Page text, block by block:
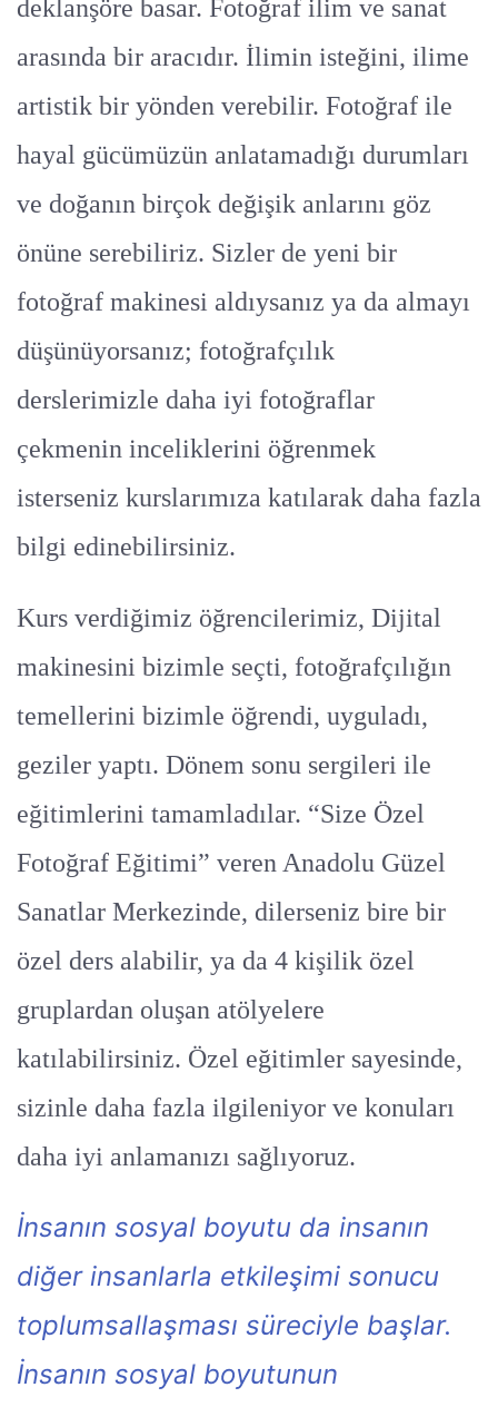
deklanşöre basar. Fotoğraf ilim ve sanat
arasında bir aracıdır. İlimin isteğini, ilime
artistik bir yönden verebilir. Fotoğraf ile
hayal gücümüzün anlatamadığı durumları
ve doğanın birçok değişik anlarını göz
önüne serebiliriz. Sizler de yeni bir
fotoğraf makinesi aldıysanız ya da almayı
düşünüyorsanız; fotoğrafçılık
derslerimizle daha iyi fotoğraflar
çekmenin inceliklerini öğrenmek
isterseniz kurslarımıza katılarak daha fazla
bilgi edinebilirsiniz.
Kurs verdiğimiz öğrencilerimiz, Dijital
makinesini bizimle seçti, fotoğrafçılığın
temellerini bizimle öğrendi, uyguladı,
geziler yaptı. Dönem sonu sergileri ile
eğitimlerini tamamladılar. “Size Özel
Fotoğraf Eğitimi” veren Anadolu Güzel
Sanatlar Merkezinde, dilerseniz bire bir
özel ders alabilir, ya da 4 kişilik özel
gruplardan oluşan atölyelere
katılabilirsiniz. Özel eğitimler sayesinde,
sizinle daha fazla ilgileniyor ve konuları
daha iyi anlamanızı sağlıyoruz.
İnsanın sosyal boyutu da insanın
diğer insanlarla etkileşimi sonucu
toplumsallaşması süreciyle başlar.
İnsanın sosyal boyutunun